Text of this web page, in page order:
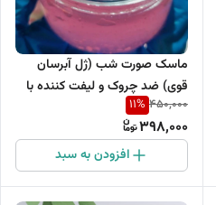
ماسک صورت شب (ژل آبرسان
قوی) ضد چروک و لیفت کننده با
رایحه گل سرخ حجم 150میلی لیتر
450,000
11%
398,000
افزودن به سبد